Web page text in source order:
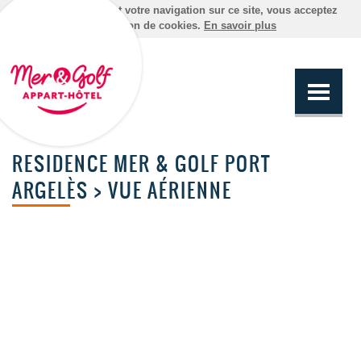
En poursuivant votre navigation sur ce site, vous acceptez
l'utilisation de cookies. En savoir plus
RESIDENCE MER & GOLF PORT
ARGELÈS > VUE AÉRIENNE